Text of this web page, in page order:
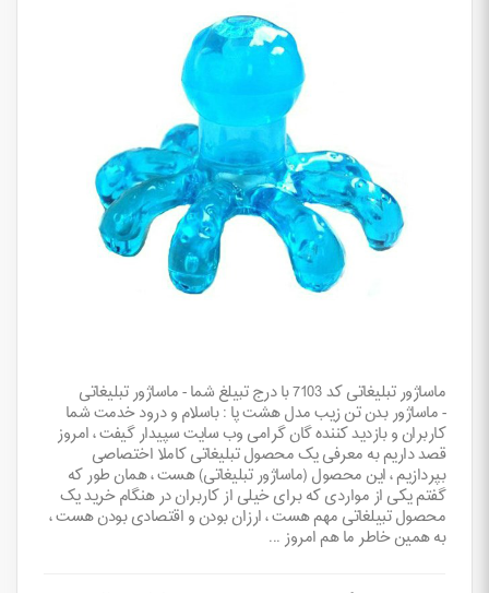
ماساژور تبلیغاتی کد 7103 با درج تبیلغ شما - ماساژور تبلیغاتی
- ماساژور بدن تن زيب مدل هشت پا : باسلام و درود خدمت شما
کاربران و بازدید کننده گان گرامی وب سایت سپیدار گیفت ، امروز
قصد داریم به معرفی یک محصول تبلیغاتی کاملا اختصاصی
بپردازیم ، این محصول (ماساژور تبلیغاتی) هست ، همان طور که
گفتم یکی از مواردی که برای خیلی از کاربران در هنگام خرید یک
محصول تبیلغاتی مهم هست ، ارزان بودن و اقتصادی بودن هست ،
به همین خاطر ما هم امروز ...